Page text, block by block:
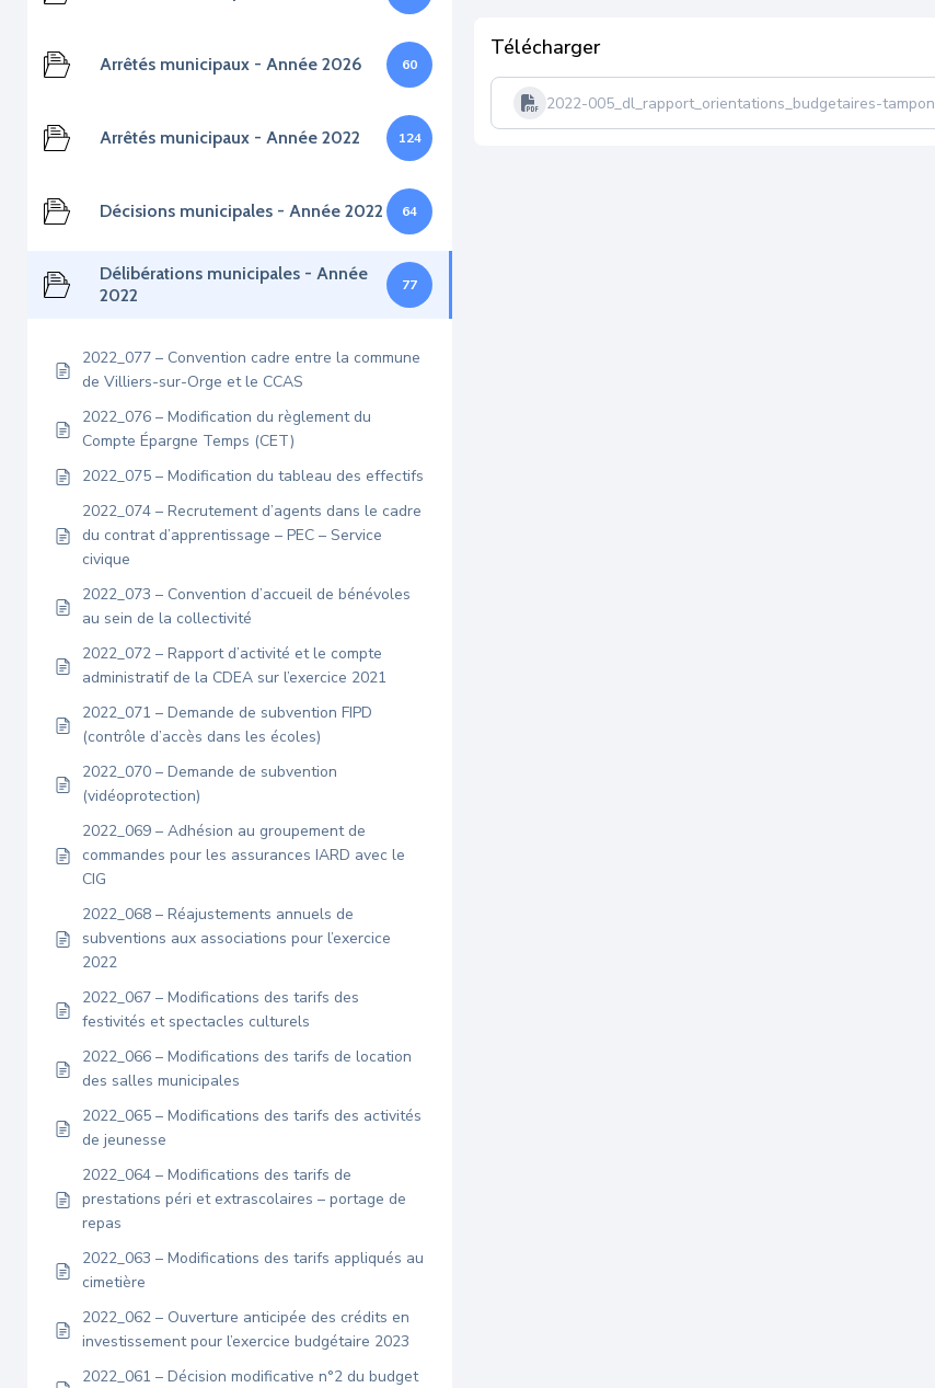
Arrêtés municipaux - Année 2026 60
Arrêtés municipaux - Année 2022 124
Décisions municipales - Année 2022 64
Délibérations municipales - Année
2022
77
2022_077 – Convention cadre entre la commune
de Villiers-sur-Orge et le CCAS
2022_076 – Modification du règlement du
Compte Épargne Temps (CET)
2022_075 – Modification du tableau des effectifs
2022_074 – Recrutement d’agents dans le cadre
du contrat d’apprentissage – PEC – Service
civique
2022_073 – Convention d’accueil de bénévoles
au sein de la collectivité
2022_072 – Rapport d’activité et le compte
administratif de la CDEA sur l’exercice 2021
2022_071 – Demande de subvention FIPD
(contrôle d’accès dans les écoles)
2022_070 – Demande de subvention
(vidéoprotection)
2022_069 – Adhésion au groupement de
commandes pour les assurances IARD avec le
CIG
2022_068 – Réajustements annuels de
subventions aux associations pour l’exercice
2022
2022_067 – Modifications des tarifs des
festivités et spectacles culturels
2022_066 – Modifications des tarifs de location
des salles municipales
2022_065 – Modifications des tarifs des activités
de jeunesse
2022_064 – Modifications des tarifs de
prestations péri et extrascolaires – portage de
repas
2022_063 – Modifications des tarifs appliqués au
cimetière
2022_062 – Ouverture anticipée des crédits en
investissement pour l’exercice budgétaire 2023
2022_061 – Décision modificative n°2 du budget
Télécharger
2022-005_dl_rapport_orientations_budgetaires-tampon